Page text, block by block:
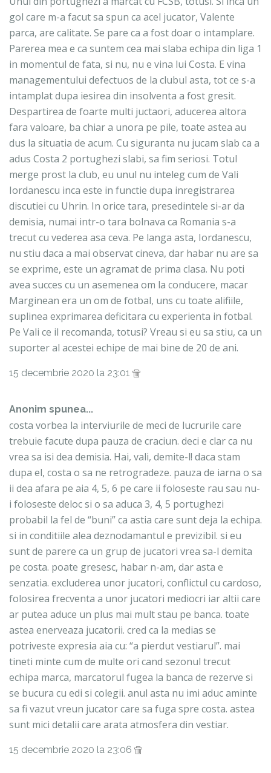
gol care m-a facut sa spun ca acel jucator, Valente
parca, are calitate. Se pare ca a fost doar o intamplare.
Parerea mea e ca suntem cea mai slaba echipa din liga 1
in momentul de fata, si nu, nu e vina lui Costa. E vina
managementului defectuos de la clubul asta, tot ce s-a
intamplat dupa iesirea din insolventa a fost gresit.
Despartirea de foarte multi juctaori, aducerea altora
fara valoare, ba chiar a unora pe pile, toate astea au
dus la situatia de acum. Cu siguranta nu jucam slab ca a
adus Costa 2 portughezi slabi, sa fim seriosi. Totul
merge prost la club, eu unul nu inteleg cum de Vali
Iordanescu inca este in functie dupa inregistrarea
discutiei cu Uhrin. In orice tara, presedintele si-ar da
demisia, numai intr-o tara bolnava ca Romania s-a
trecut cu vederea asa ceva. Pe langa asta, Iordanescu,
nu stiu daca a mai observat cineva, dar habar nu are sa
se exprime, este un agramat de prima clasa. Nu poti
avea succes cu un asemenea om la conducere, macar
Marginean era un om de fotbal, uns cu toate alifiile,
suplinea exprimarea deficitara cu experienta in fotbal.
Pe Vali ce il recomanda, totusi? Vreau si eu sa stiu, ca un
suporter al acestei echipe de mai bine de 20 de ani.
15 decembrie 2020 la 23:01
Anonim spunea...
costa vorbea la interviurile de meci de lucrurile care
trebuie facute dupa pauza de craciun. deci e clar ca nu
vrea sa isi dea demisia. Hai, vali, demite-l! daca stam
dupa el, costa o sa ne retrogradeze. pauza de iarna o sa
ii dea afara pe aia 4, 5, 6 pe care ii foloseste rau sau nu-
i foloseste deloc si o sa aduca 3, 4, 5 portughezi
probabil la fel de “buni” ca astia care sunt deja la echipa.
si in conditiile alea deznodamantul e previzibil. si eu
sunt de parere ca un grup de jucatori vrea sa-l demita
pe costa. poate gresesc, habar n-am, dar asta e
senzatia. excluderea unor jucatori, conflictul cu cardoso,
folosirea frecventa a unor jucatori mediocri iar altii care
ar putea aduce un plus mai mult stau pe banca. toate
astea enerveaza jucatorii. cred ca la medias se
potriveste expresia aia cu: “a pierdut vestiarul”. mai
tineti minte cum de multe ori cand sezonul trecut
echipa marca, marcatorul fugea la banca de rezerve si
se bucura cu edi si colegii. anul asta nu imi aduc aminte
sa fi vazut vreun jucator care sa fuga spre costa. astea
sunt mici detalii care arata atmosfera din vestiar.
15 decembrie 2020 la 23:06